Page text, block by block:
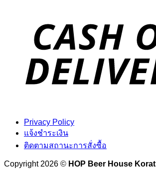
Privacy Policy
แจ้งชำระเงิน
ติดตามสถานะการสั่งซื้อ
Copyright 2026 © HOP Beer House Korat